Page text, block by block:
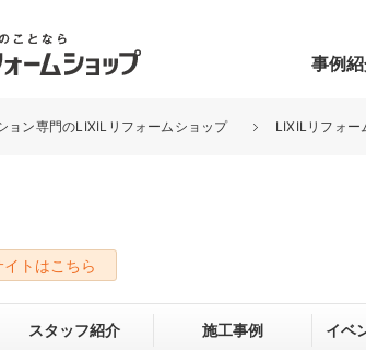
事例
事例を探す
ン
室 トイレ
ダ・バルコニー ガーデンスペース
ォームショップについて
ョン専門のLIXILリフォームショップ LIXILリフォー
トはこちら
スタッフ紹介 施工事例 イベ